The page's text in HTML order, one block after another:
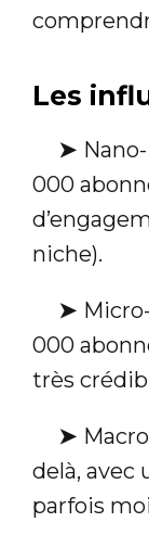
Les
➤
000
niche).
➤
000
très
➤
delà, avec
parfois